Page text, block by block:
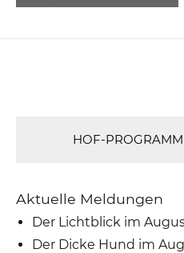
HOF-
Aktuelle Meldungen
Der Lichtblick im
Der Dicke Hund im